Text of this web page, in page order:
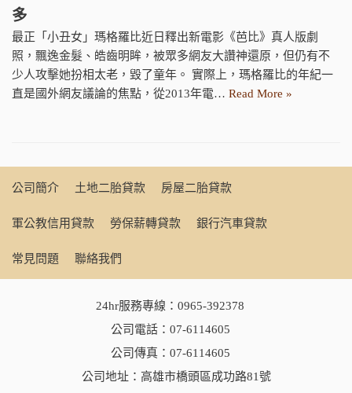
多
最正「小丑女」瑪格羅比近日釋出新電影《芭比》真人版劇
照，飄逸金髮、皓齒明眸，被眾多網友大讚神還原，但仍有不
少人攻擊她扮相太老，毀了童年。 實際上，瑪格羅比的年紀一
直是國外網友議論的焦點，從2013年電… Read More »
公司簡介 土地二胎貸款 房屋二胎貸款
軍公教信用貸款 勞保薪轉貸款 銀行汽車貸款
常見問題 聯絡我們
24hr服務專線： 0965-392378
公司電話： 07-6114605
公司傳真：07-6114605
公司地址：高雄市橋頭區成功路81號